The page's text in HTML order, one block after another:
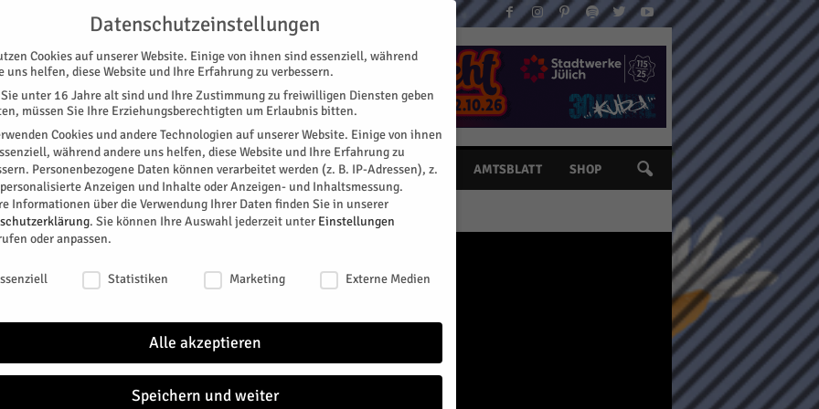
KONTAKT
SPEZIAL E-PAPER KINO GALERIE TERMINE AMTSBLATT SHOP
Datenschutzeinstellungen
Cookies auf unserer Website. Einige von ihnen sind essenziell, während
uns helfen, diese Website und Ihre Erfahrung zu verbessern.
unter 16 Jahre alt sind und Ihre Zustimmung zu freiwilligen Diensten geben
müssen Sie Ihre Erziehungsberechtigten um Erlaubnis bitten.
Cookies und andere Technologien auf unserer Website. Einige von ihnen
während andere uns helfen, diese Website und Ihre Erfahrung zu
Personenbezogene Daten können verarbeitet werden (z. B. IP-Adressen), z.
Anzeigen und Inhalte oder Anzeigen- und Inhaltsmessung.
Informationen über die Verwendung Ihrer Daten finden Sie in unserer
. Sie können Ihre Auswahl jederzeit unter Einstellungen
oder anpassen.
Statistiken Marketing Externe Medien
Alle akzeptieren
Speichern und weiter